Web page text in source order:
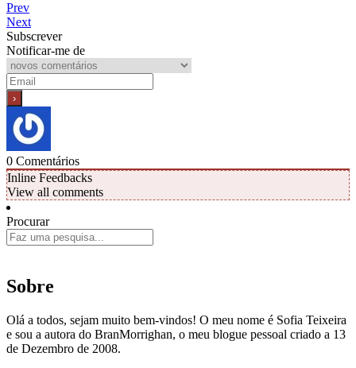
Prev
Next
Subscrever
Notificar-me de
0 Comentários
Inline Feedbacks
View all comments
Procurar
Sobre
Olá a todos, sejam muito bem-vindos! O meu nome é Sofia Teixeira
e sou a autora do BranMorrighan, o meu blogue pessoal criado a 13
de Dezembro de 2008.